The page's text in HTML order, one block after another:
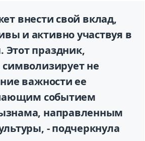
внести свой вклад,
и активно участвуя в
праздник,
не
важности ее
событием
направленным
- подчеркнула